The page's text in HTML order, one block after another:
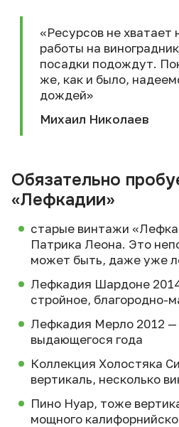
«Ресурсов не хватает
работы на
посадки подождут.
же, как и было,
дождей»
Михаил Николаев
Обязательно
«Лефкадии»
старые винтажи
Патрика Леона. Это
может быть, даже уже
Лефкадия Шардоне
стройное, благородно-
Лефкадия Мерло 2012
выдающегося года
Коллекция Холостяка
вертикаль, несколько
Пино Нуар, тоже
мощного